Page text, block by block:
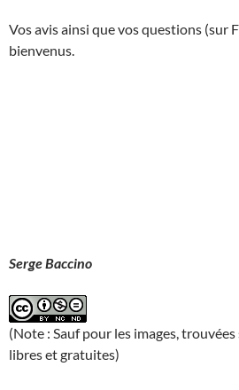
Vos avis ainsi que vos questions (sur
bienvenus.
Serge Baccino
(Note : Sauf pour les images,
libres et gratuites)